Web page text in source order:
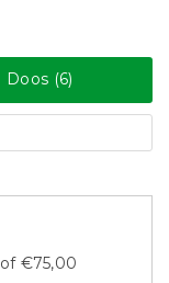
Doos (6)
€75,00